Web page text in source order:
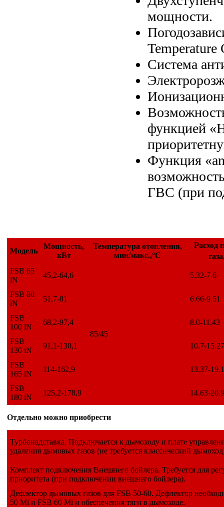
мощности.
Система
функцией
Функция
ГВС (при
Модель
Мощность,
кВт
Температура отопления,
мин/макс.,°С
Расход
FSB 65
iN
45,2-64,6
85/45
5.32-7.6
FSB 80
iN
51,7-81 6.66-9.51
FSB
100 iN
68,2-97,4 8.0-11.43
FSB
130 iN
91,1-130,1 10.7-15.27
FSB
165 iN
114-162,9 13.37-19.1
FSB
180 iN
125,2-178,9 14.63-20.9
Отдельно можно приобрести
Турбонадставка. Подключается к дымоходу и плате
удаления дымовых газов (не требуется классический
Комплект подключения Внешнего бойлера. Требуется для
приоритета (при подключении внешнего бойлера).
Дефлектор дымовых газов для FSB 50-60. Дефлектор
50 Mi и FSB 60 Mi и обеспечения тяги в дымоходе.